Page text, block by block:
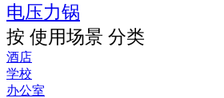
电压力锅
按 使用场景 分类
酒店
学校
办公室